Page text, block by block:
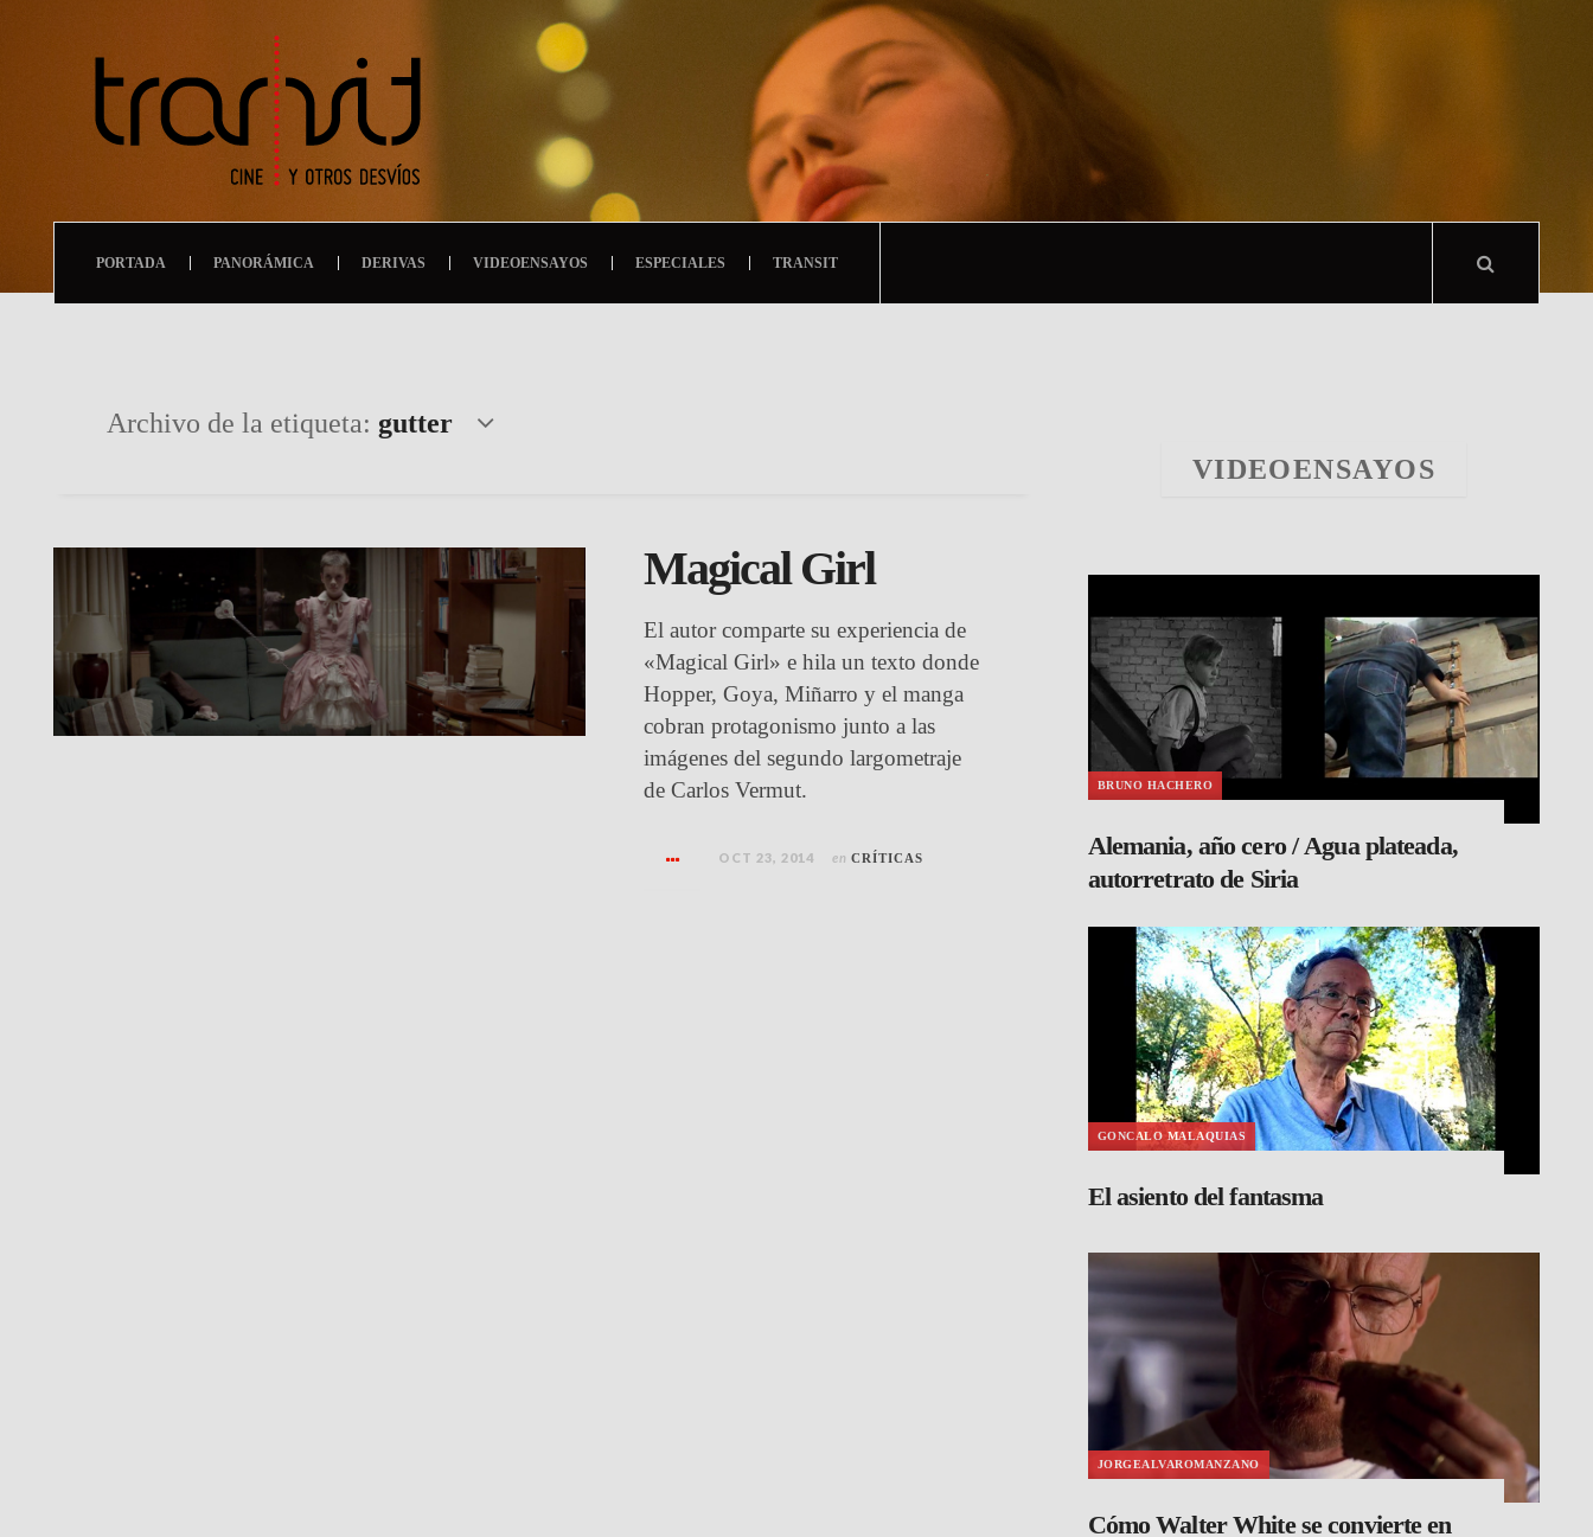
PORTADA PANORÁMICA DERIVAS VIDEOENSAYOS ESPECIALES TRANSIT
Archivo de la etiqueta: gutter
Magical Girl
El autor comparte su experiencia de
«Magical Girl» e hila un texto donde
Hopper, Goya, Miñarro y el manga
cobran protagonismo junto a las
imágenes del segundo largometraje
de Carlos Vermut.
OCT 23, 2014 en CRÍTICAS
VIDEOENSAYOS
BRUNO HACHERO
Alemania, año cero / Agua plateada,
autorretrato de Siria
GONCALO MALAQUIAS
El asiento del fantasma
JORGEALVAROMANZANO
Cómo Walter White se convierte en